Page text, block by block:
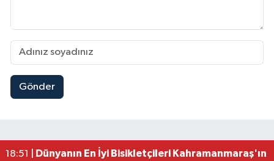
Gönder
19:49 |Mersin'de Tatil Kabusu! Kahramanmaraşlı
18:51 |
Dünyanın En İyi Bisikletçileri Kahramanmaraş'ın